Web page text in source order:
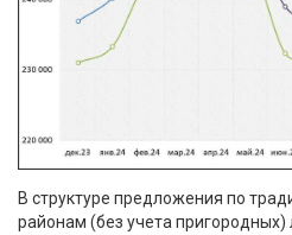
В структуре предложения по
районам (без учета